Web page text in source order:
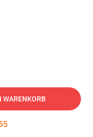
WARENKORB